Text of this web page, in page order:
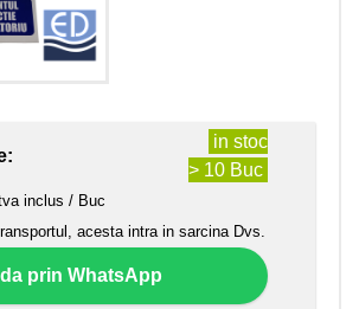
in stoc
> 10 Buc
inclus / Buc
acesta intra in sarcina Dvs.
prin WhatsApp